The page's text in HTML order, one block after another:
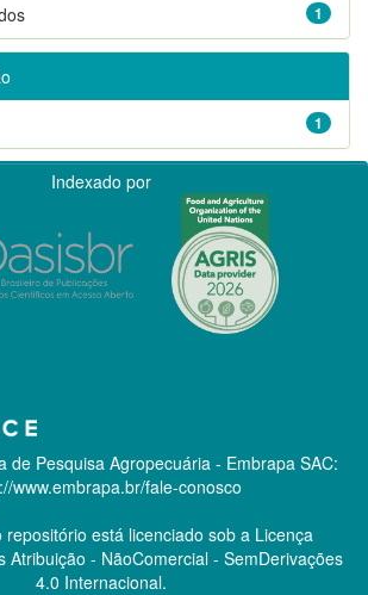
1
1
Indexado por
de Pesquisa Agropecuária - Embrapa SAC:
www.embrapa.br/fale-conosco
está licenciado sob a Licença
Atribuição - NãoComercial - SemDerivações
4.0 Internacional.